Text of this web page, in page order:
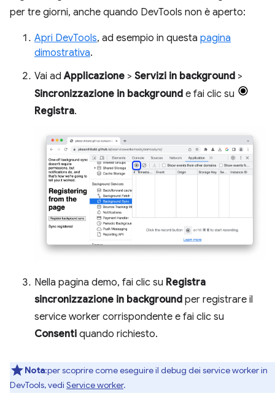
per tre giorni, anche quando DevTools non è aperto:
Apri DevTools, ad esempio in questa pagina
dimostrativa.
Vai adApplicazione > Servizi in background >
Sincronizzazione in background e fai clic su
Registra.
Nella pagina demo, fai clic su Registra
sincronizzazione in background per registrare il
service worker corrispondente e fai clic su
Consenti quando richiesto.
Nota:per scoprire come eseguire il debug dei service worker in
DevTools, vedi Service worker.